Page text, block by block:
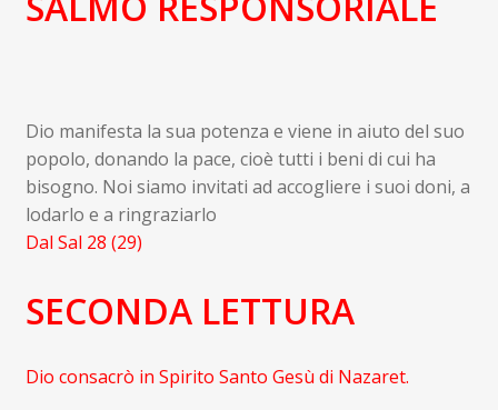
Dio manifesta la sua potenza e viene in aiuto del suo
popolo, donando la pace, cioè tutti i beni di cui ha
bisogno. Noi siamo invitati ad accogliere i suoi doni, a
lodarlo e a ringraziarlo
Dal Sal 28 (29)
SECONDA LETTURA
Dio consacrò in Spirito Santo Gesù di Nazaret.